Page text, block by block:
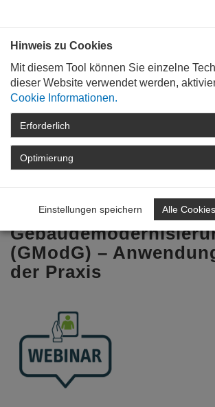
STARTSEITE
FORTBILDUNG
DETAIL
Vom
(GEG) zum
(GModG) –
der Praxis
Hinweis zu Cookies
Mit diesem Tool können Sie einzelne
dieser Website verwendet werden,
Cookie Informationen.
Erforderlich
Optimierung
Einstellungen speichern Alle